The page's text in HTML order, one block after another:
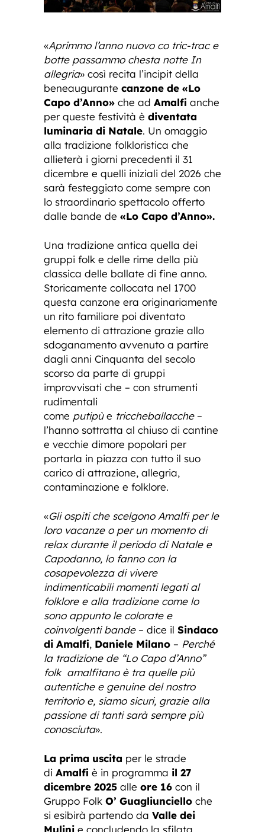
«Aprimmo l’anno nuovo co tric-trac e
botte passammo chesta notte In
allegria» così recita l’incipit della
beneaugurante canzone de «Lo
Capo d’Anno» che ad Amalfi anche
per queste festività è diventata
luminaria di Natale. Un omaggio
alla tradizione folkloristica che
allieterà i giorni precedenti il 31
dicembre e quelli iniziali del 2026 che
sarà festeggiato come sempre con
lo straordinario spettacolo offerto
dalle bande de «Lo Capo d’Anno».
Una tradizione antica quella dei
gruppi folk e delle rime della più
classica delle ballate di fine anno.
Storicamente collocata nel 1700
questa canzone era originariamente
un rito familiare poi diventato
elemento di attrazione grazie allo
sdoganamento avvenuto a partire
dagli anni Cinquanta del secolo
scorso da parte di gruppi
improvvisati che – con strumenti
rudimentali
come putipùe triccheballacche–
l’hanno sottratta al chiuso di cantine
e vecchie dimore popolari per
portarla in piazza con tutto il suo
carico di attrazione, allegria,
contaminazione e folklore.
«Gli ospiti che scelgono Amalfi per le
loro vacanze o per un momento di
relax durante il periodo di Natale e
Capodanno, lo fanno con la
cosapevolezza di vivere
indimenticabili momenti legati al
folklore e alla tradizione come lo
sono appunto le colorate e
coinvolgenti bande– dice il Sindaco
di Amalfi, Daniele Milano – Perché
la tradizione de “Lo Capo d’Anno”
folk amalfitano è tra quelle più
autentiche e genuine del nostro
territorio e, siamo sicuri, grazie alla
passione di tanti sarà sempre più
conosciuta».
La prima uscita per le strade
di Amalfi è in programma il 27
dicembre 2025 alle ore 16 con il
Gruppo Folk O’ Guagliunciello che
si esibirà partendo da Valle dei
Mulini e concludendo la sfilata